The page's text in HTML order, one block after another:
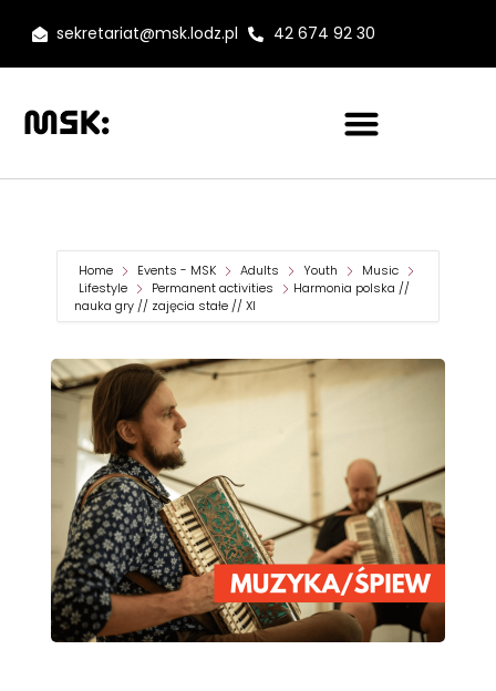
sekretariat@msk.lodz.pl 42 674 92 30
Home Events - MSK Adults Youth
Music
Lifestyle
Permanent activities
Harmonia polska //
nauka gry // zajęcia stałe // XI